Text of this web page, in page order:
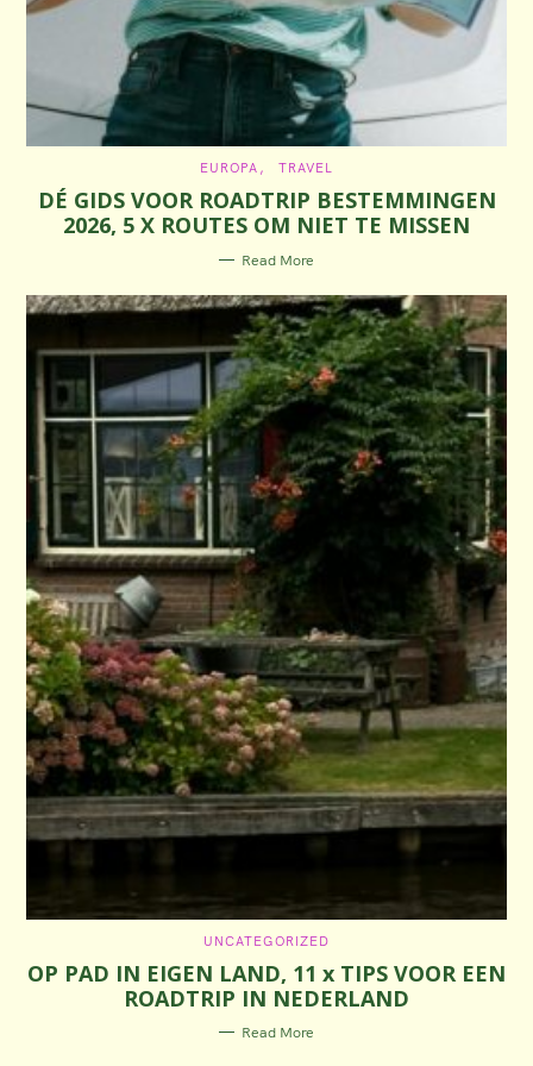
T
E
G
O
R
I
S
EUROPA TRAVEL
DÉ GIDS VOOR ROADTRIP BESTEMMINGEN
2026, 5 X ROUTES OM NIET TE MISSEN
Read More
C
T
E
G
O
R
I
UNCATEGORIZED
OP PAD IN EIGEN LAND, 11 x TIPS VOOR EEN
ROADTRIP IN NEDERLAND
Read More